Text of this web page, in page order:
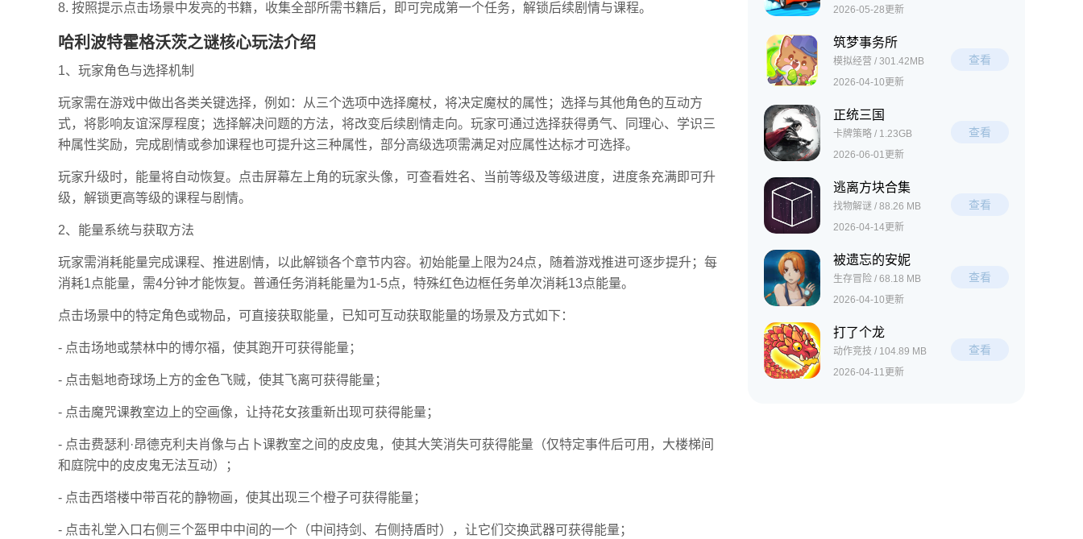
8. 按照提示点击场景中发亮的书籍，收集全部所需书籍后，即可完成第一个任务，解锁后续剧情与课程。
哈利波特霍格沃茨之谜核心玩法介绍
1、玩家角色与选择机制
玩家需在游戏中做出各类关键选择，例如：从三个选项中选择魔杖，将决定魔杖的属性；选择与其他角色的互动方
式，将影响友谊深厚程度；选择解决问题的方法，将改变后续剧情走向。玩家可通过选择获得勇气、同理心、学识三
种属性奖励，完成剧情或参加课程也可提升这三种属性，部分高级选项需满足对应属性达标才可选择。
玩家升级时，能量将自动恢复。点击屏幕左上角的玩家头像，可查看姓名、当前等级及等级进度，进度条充满即可升
级，解锁更高等级的课程与剧情。
2、能量系统与获取方法
玩家需消耗能量完成课程、推进剧情，以此解锁各个章节内容。初始能量上限为24点，随着游戏推进可逐步提升；每
消耗1点能量，需4分钟才能恢复。普通任务消耗能量为1-5点，特殊红色边框任务单次消耗13点能量。
点击场景中的特定角色或物品，可直接获取能量，已知可互动获取能量的场景及方式如下：
- 点击场地或禁林中的博尔福，使其跑开可获得能量；
- 点击魁地奇球场上方的金色飞贼，使其飞离可获得能量；
- 点击魔咒课教室边上的空画像，让持花女孩重新出现可获得能量；
- 点击费瑟利·昂德克利夫肖像与占卜课教室之间的皮皮鬼，使其大笑消失可获得能量（仅特定事件后可用，大楼梯间
和庭院中的皮皮鬼无法互动）；
- 点击西塔楼中带百花的静物画，使其出现三个橙子可获得能量；
- 点击礼堂入口右侧三个盔甲中中间的一个（中间持剑、右侧持盾时），让它们交换武器可获得能量；
2026-05-28更新
筑梦事务所
模拟经营 / 301.42MB
2026-04-10更新
查看
正统三国
卡牌策略 / 1.23GB
2026-06-01更新
查看
逃离方块合集
找物解谜 / 88.26 MB
2026-04-14更新
查看
被遗忘的安妮
生存冒险 / 68.18 MB
2026-04-10更新
查看
打了个龙
动作竞技 / 104.89 MB
2026-04-11更新
查看